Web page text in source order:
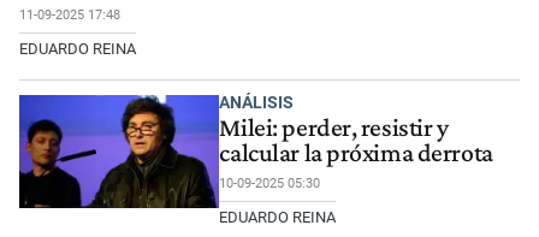
11-09-2025 17:48
EDUARDO REINA
ANÁLISIS
Milei: perder, resistir y
calcular la próxima derrota
10-09-2025 05:30
EDUARDO REINA